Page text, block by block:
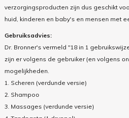
verzorgingsproducten zijn dus geschikt
huid, kinderen en baby's en mensen met
Gebruiksadvies:
Dr. Bronner's vermeld "18 in 1
zijn er volgens de gebruiker (en volgens
mogelijkheden.
1. Scheren (verdunde versie)
2. Shampoo
3. Massages (verdunde versie)